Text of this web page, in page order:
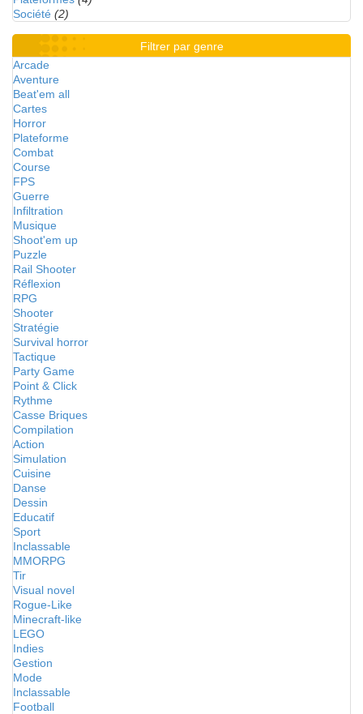
Société (2)
Filtrer par genre
Arcade
Aventure
Beat'em all
Cartes
Horror
Plateforme
Combat
Course
FPS
Guerre
Infiltration
Musique
Shoot'em up
Puzzle
Rail Shooter
Réflexion
RPG
Shooter
Stratégie
Survival horror
Tactique
Party Game
Point & Click
Rythme
Casse Briques
Compilation
Action
Simulation
Cuisine
Danse
Dessin
Educatif
Sport
Inclassable
MMORPG
Tir
Visual novel
Rogue-Like
Minecraft-like
LEGO
Indies
Gestion
Mode
Inclassable
Football